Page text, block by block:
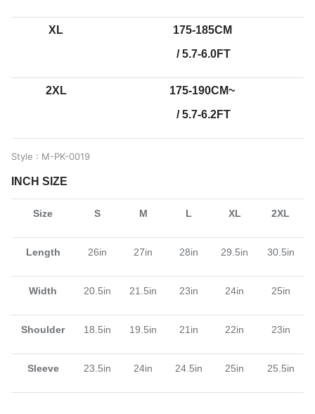
XL
175-185CM
/ 5.7-6.0FT
2XL
175-190CM~
/ 5.7-6.2FT
Style : M-PK-0019
INCH SIZE
Size S M L XL 2XL
Length 26in 27in 28in 29.5in 30.5in
Width 20.5in 21.5in 23in 24in 25in
Shoulder 18.5in 19.5in 21in 22in 23in
Sleeve 23.5in 24in 24.5in 25in 25.5in